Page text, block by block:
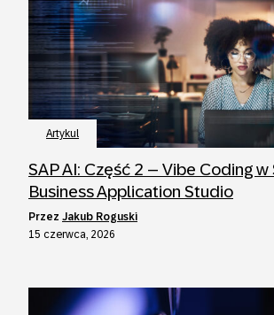
Artykul
SAP AI: Część 2 – Vibe Coding w
Business Application Studio
przez Jakub Roguski
15 czerwca, 2026